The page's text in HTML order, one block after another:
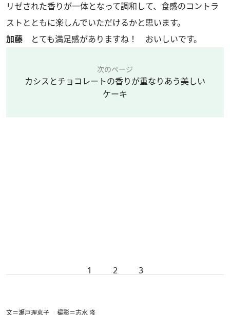
リゼされた香りが一体となって調和して、食感のコントラ
ストとともに楽しんでいただけるかと思います。
加藤 とても満足感がありますね！ おいしいです。
次のページ
カシスとチョコレートの香りが重なりあう美しい
ケーキ
1 2 3
文＝瀬戸理恵子 撮影＝志水 隆